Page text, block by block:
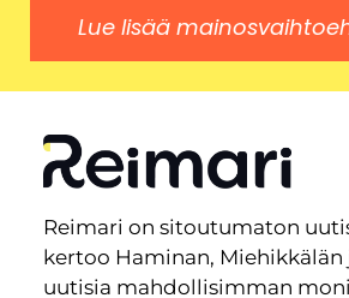
Lue lisää
Reimari on sitoutumaton
kertoo Haminan, Miehikkälän
uutisia mahdollisimman